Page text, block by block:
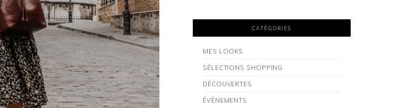
CATÉGORIES
MES LOOKS
SÉLECTIONS SHOPPING
DÉCOUVERTES
ÉVÈNEMENTS